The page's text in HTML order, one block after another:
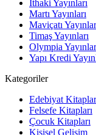
İthaki Yayınları
Martı Yayınları
Maviçatı
Timaş Yayınları
Olympia
Yapı Kredi
Kategoriler
Edebiyat
Felsefe Kitapları
Çocuk Kitapları
Kişisel Gelişim